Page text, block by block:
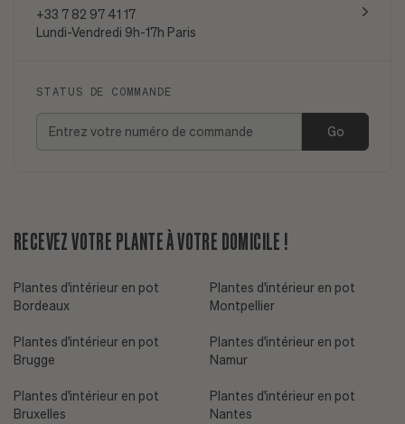
+33 7 82 97 41 17
Lundi-Vendredi 9h-17h Paris
STATUS DE COMMANDE
Go
RECEVEZ VOTRE PLANTE À VOTRE DOMICILE !
Plantes d'intérieur en pot
Bordeaux
Plantes d'intérieur en pot
Brugge
Plantes d'intérieur en pot
Bruxelles
Plantes d'intérieur en pot
Montpellier
Plantes d'intérieur en pot
Namur
Plantes d'intérieur en pot
Nantes